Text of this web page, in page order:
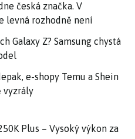
česká značka. V
levná rozhodně není
Galaxy Z? Samsung chystá
e-shopy Temu a Shein
vyzrály
Plus – Vysoký výkon za